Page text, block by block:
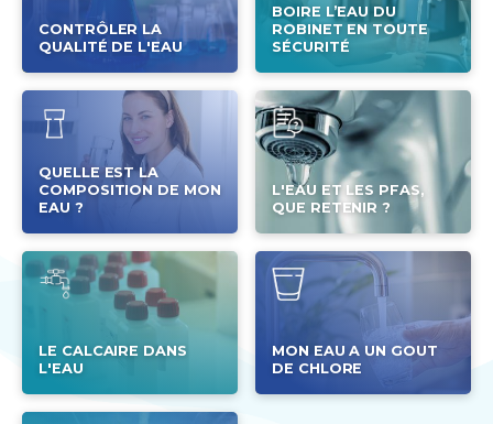
CONTRÔLER LA
QUALITÉ DE L'EAU
BOIRE L’EAU DU
ROBINET EN TOUTE
SÉCURITÉ
QUELLE EST LA
COMPOSITION DE MON
EAU ?
L'EAU ET LES PFAS,
QUE RETENIR ?
LE CALCAIRE DANS
L'EAU
MON EAU A UN GOUT
DE CHLORE